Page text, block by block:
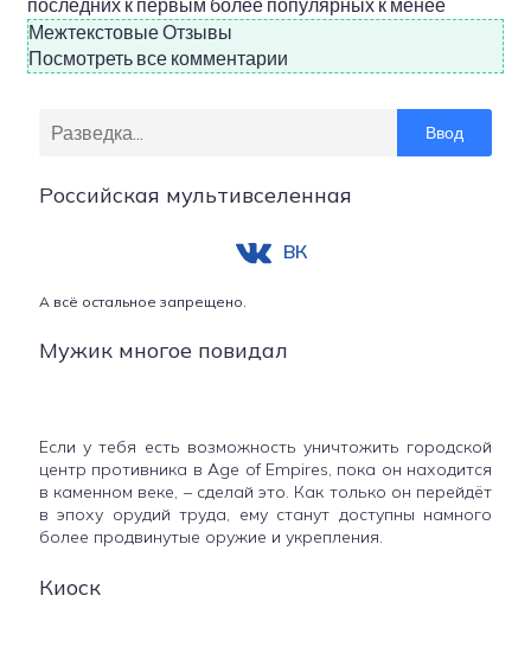
последних к первым более популярных к менее
Межтекстовые Отзывы
Посмотреть все комментарии
Ввод
Российская мультивселенная
ВК
А всё остальное запрещено.
Мужик многое повидал
Если у тебя есть возможность уничтожить городской
центр противника в Age of Empires, пока он находится
в каменном веке, – сделай это. Как только он перейдёт
в эпоху орудий труда, ему станут доступны намного
более продвинутые оружие и укрепления.
Киоск